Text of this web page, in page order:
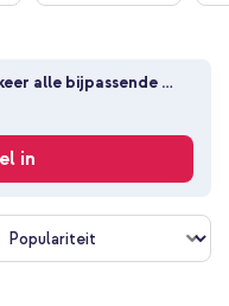
alle bijpassende
in